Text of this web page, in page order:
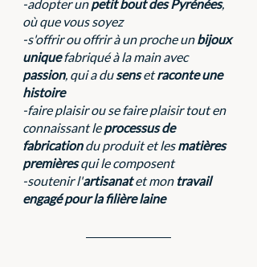
-adopter un petit bout des Pyrénées,
où que vous soyez
-s'offrir ou offrir à un proche un bijoux
unique fabriqué à la main avec
passion, qui a du sens et raconte une
histoire
-faire plaisir ou se faire plaisir tout en
connaissant le processus de
fabrication du produit et les matières
premières qui le composent
-soutenir l'artisanat et mon travail
engagé pour la filière laine